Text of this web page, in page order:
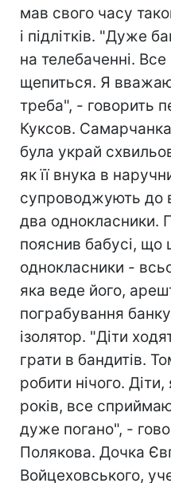
мав свого часу
і підлітків. "Дуже
на телебаченні.
щепиться. Я
треба", - говорить
Куксов.
була украй
як її внука в
супроводжують до
два однокласники.
пояснив бабусі, що
однокласники -
яка веде його,
пограбування
ізолятор. "Діти
грати в бандитів.
робити нічого.
років, все
дуже погано", -
Полякова. Дочка
Войцеховського,